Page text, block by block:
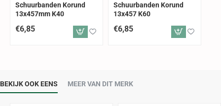
Schuurbanden Korund
13x457mm K40
€6,85
Schuurbanden Korund
13x457 K60
€6,85
BEKIJK OOK EENS MEER VAN DIT MERK